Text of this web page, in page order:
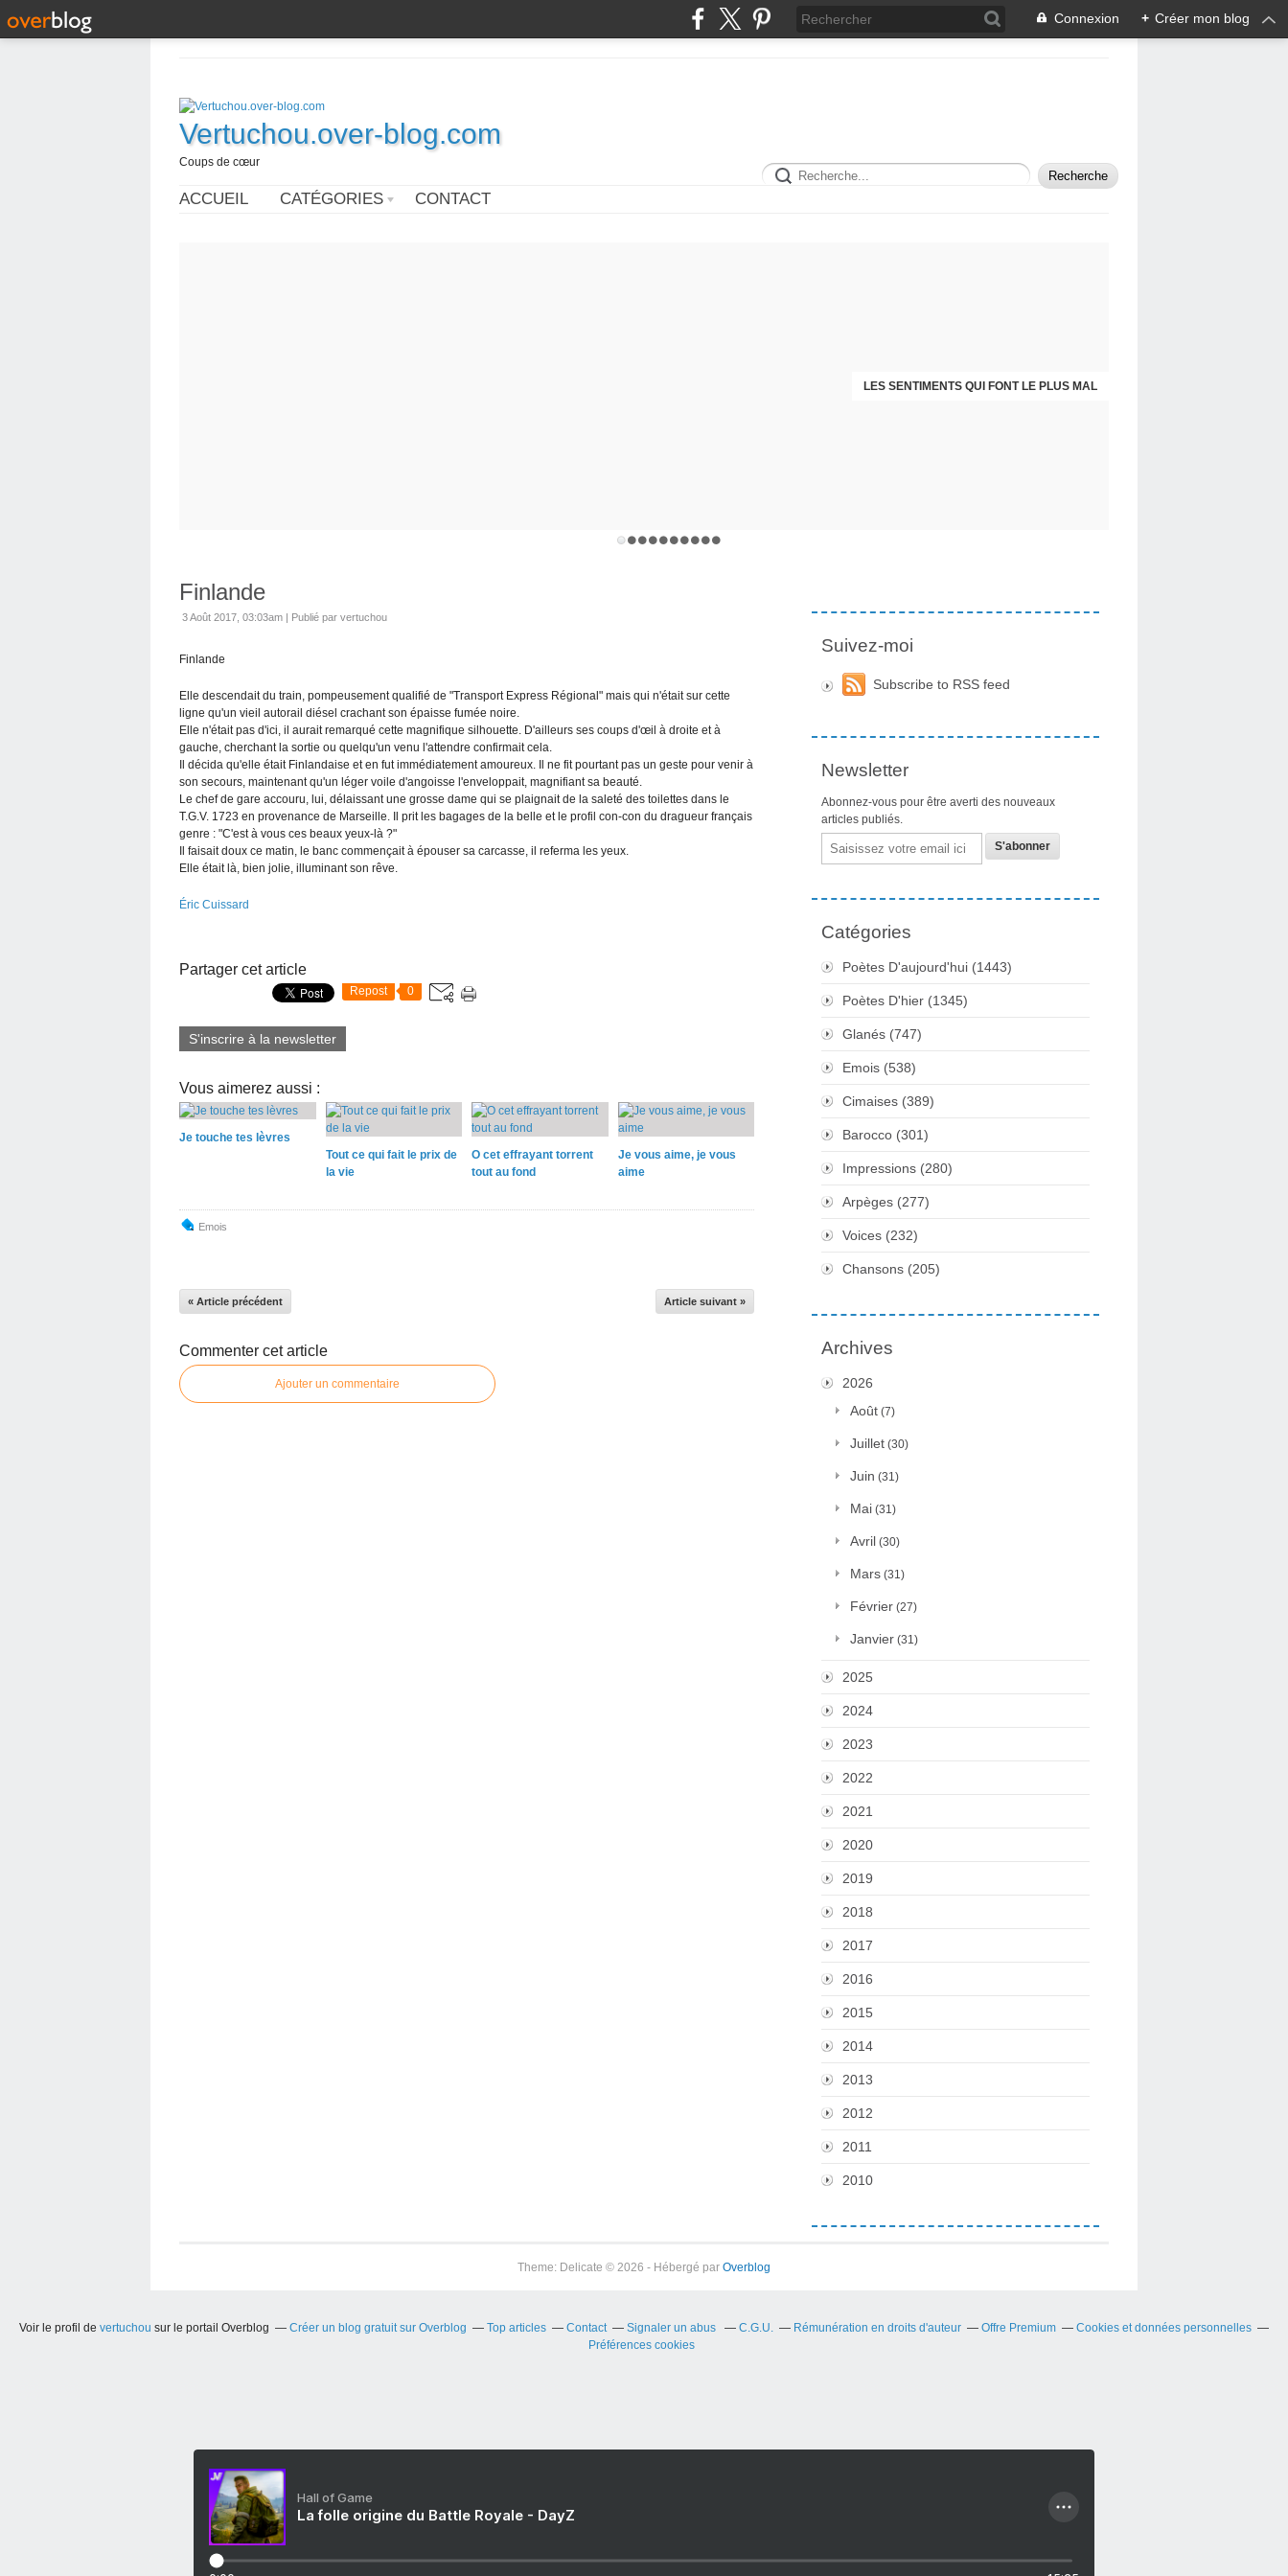
Connexion + Créer mon blog
Vertuchou.over-blog.com
Coups de cœur
ACCUEIL CATÉGORIES CONTACT
LES SENTIMENTS QUI FONT LE PLUS MAL
SELF-PORTRAIT IN A MIRROR
Finlande
3 Août 2017, 03:03am | Publié par vertuchou
Finlande
Elle descendait du train, pompeusement qualifié de "Transport Express Régional" mais qui n'était sur cette
ligne qu'un vieil autorail diésel crachant son épaisse fumée noire.
Elle n'était pas d'ici, il aurait remarqué cette magnifique silhouette. D'ailleurs ses coups d'œil à droite et à
gauche, cherchant la sortie ou quelqu'un venu l'attendre confirmait cela.
Il décida qu'elle était Finlandaise et en fut immédiatement amoureux. Il ne fit pourtant pas un geste pour venir à
son secours, maintenant qu'un léger voile d'angoisse l'enveloppait, magnifiant sa beauté.
Le chef de gare accouru, lui, délaissant une grosse dame qui se plaignait de la saleté des toilettes dans le
T.G.V. 1723 en provenance de Marseille. Il prit les bagages de la belle et le profil con-con du dragueur français
genre : "C'est à vous ces beaux yeux-là ?"
Il faisait doux ce matin, le banc commençait à épouser sa carcasse, il referma les yeux.
Elle était là, bien jolie, illuminant son rêve.
Éric Cuissard
Partager cet article
Repost 0
S'inscrire à la newsletter
Vous aimerez aussi :
Je touche tes lèvres
Tout ce qui fait le prix de
la vie
O cet effrayant torrent
tout au fond
Je vous aime, je vous
aime
Emois
« Article précédent Article suivant »
Commenter cet article
Ajouter un commentaire
Suivez-moi
Subscribe to RSS feed
Newsletter
Abonnez-vous pour être averti des nouveaux
articles publiés.
Email
Catégories
Poètes D'aujourd'hui (1443)
Poètes D'hier (1345)
Glanés (747)
Emois (538)
Cimaises (389)
Barocco (301)
Impressions (280)
Arpèges (277)
Voices (232)
Chansons (205)
Archives
2026
Août (7)
Juillet (30)
Juin (31)
Mai (31)
Avril (30)
Mars (31)
Février (27)
Janvier (31)
2025
2024
2023
2022
2021
2020
2019
2018
2017
2016
2015
2014
2013
2012
2011
2010
Theme: Delicate © 2026 - Hébergé par Overblog
Voir le profil de vertuchou sur le portail Overblog Créer un blog gratuit sur Overblog Top articles Contact Signaler un abus C.G.U. Rémunération en droits d'auteur Offre Premium
Cookies et données personnelles
Préférences cookies
Hall of Game
La folle origine du Battle Royale - DayZ